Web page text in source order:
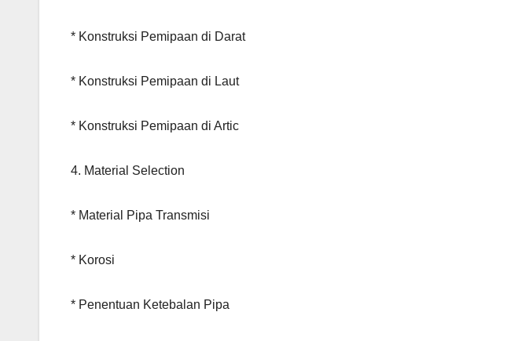
* Konstruksi Pemipaan di Darat
* Konstruksi Pemipaan di Laut
* Konstruksi Pemipaan di Artic
4. Material Selection
* Material Pipa Transmisi
* Korosi
* Penentuan Ketebalan Pipa